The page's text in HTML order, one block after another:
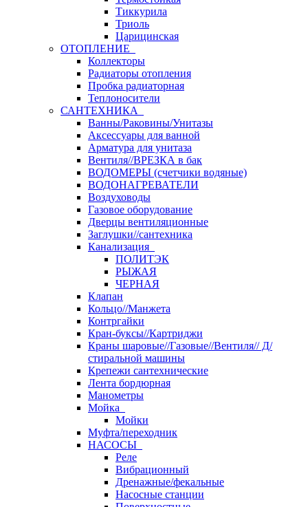
Тиккурила
Триоль
Царицинская
ОТОПЛЕНИЕ
Коллекторы
Радиаторы отопления
Пробка радиаторная
Теплоносители
САНТЕХНИКА
Ванны/Раковины/Унитазы
Аксессуары для ванной
Арматура для унитаза
Вентиля//ВРЕЗКА в бак
ВОДОМЕРЫ (счетчики водяные)
ВОДОНАГРЕВАТЕЛИ
Воздуховоды
Газовое оборудование
Дверцы вентиляционные
Заглушки//сантехника
Канализация
ПОЛИТЭК
РЫЖАЯ
ЧЕРНАЯ
Клапан
Кольцо//Манжета
Контргайки
Кран-буксы//Картриджи
Краны шаровые//Газовые//Вентиля// Д/
стиральной машины
Крепежи сантехнические
Лента бордюрная
Манометры
Мойка
Мойки
Муфта/переходник
НАСОСЫ
Реле
Вибрационный
Дренажные/фекальные
Насосные станции